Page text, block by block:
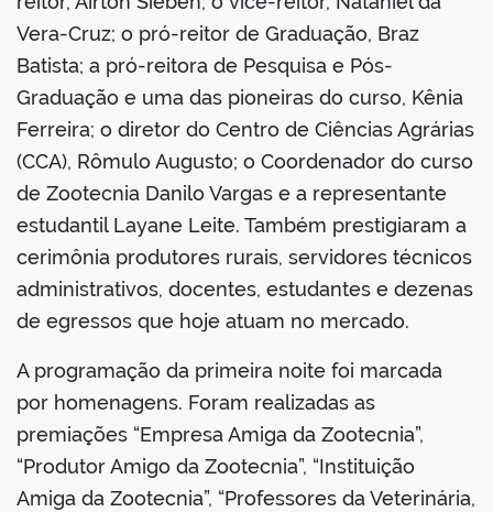
portal
Vera-Cruz; o pró-reitor de Graduação, Braz
Batista; a pró-reitora de Pesquisa e Pós-
Graduação e uma das pioneiras do curso, Kênia
Ferreira; o diretor do Centro de Ciências Agrárias
(CCA), Rômulo Augusto; o Coordenador do curso
de Zootecnia Danilo Vargas e a representante
estudantil Layane Leite. Também prestigiaram a
cerimônia produtores rurais, servidores técnicos
administrativos, docentes, estudantes e dezenas
de egressos que hoje atuam no mercado.
A programação da primeira noite foi marcada
por homenagens. Foram realizadas as
premiações “Empresa Amiga da Zootecnia”,
“Produtor Amigo da Zootecnia”, “Instituição
Amiga da Zootecnia”, “Professores da Veterinária,